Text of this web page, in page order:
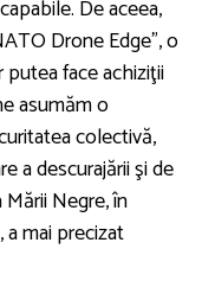
De aceea,
Drone Edge”, o
face achiziţii
asumăm o
colectivă,
a descurajării şi de
Negre, în
mai precizat